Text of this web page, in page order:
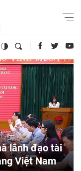
lãnh đạo tài
Việt Nam​